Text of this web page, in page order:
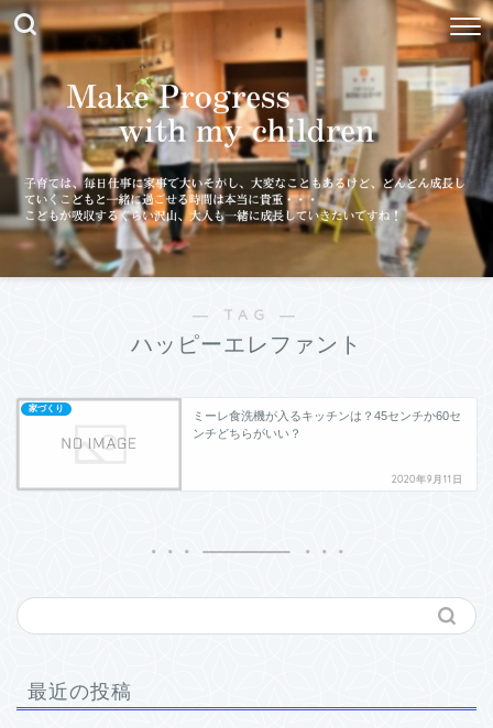
― TAG ―
ハッピーエレファント
家づくり
ミーレ食洗機が入るキッチンは？45センチか60セ
ンチどちらがいい？
2020年9月11日
最近の投稿